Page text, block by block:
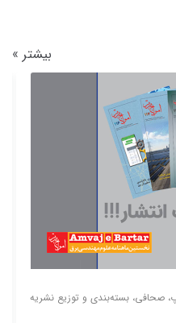
بیشتر »
صحافی، بسته‌بندی و توزیع نشریه